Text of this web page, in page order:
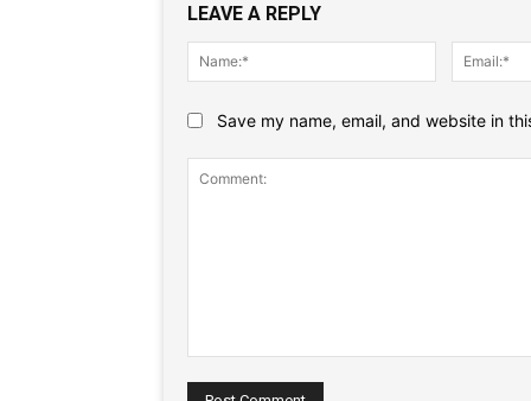
LEAVE A REPLY
Name:*
Save my name, email, and website in